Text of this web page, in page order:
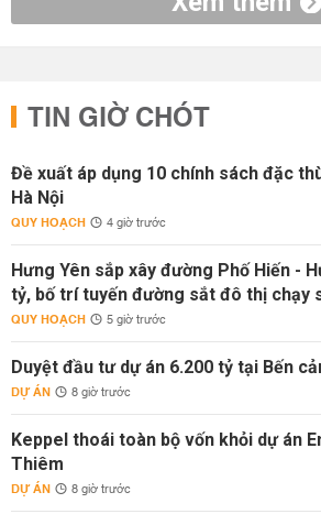
TIN GIỜ CHÓT
Đề xuất áp dụng 10 chính sách đặc
Hà Nội
QUY HOẠCH 4 giờ trước
Hưng Yên sắp xây đường Phố Hiến -
tỷ, bố trí tuyến đường sắt đô thị chạy
QUY HOẠCH 5 giờ trước
Duyệt đầu tư dự án 6.200 tỷ tại Bến
DỰ ÁN 8 giờ trước
Keppel thoái toàn bộ vốn khỏi dự án
Thiêm
DỰ ÁN 8 giờ trước